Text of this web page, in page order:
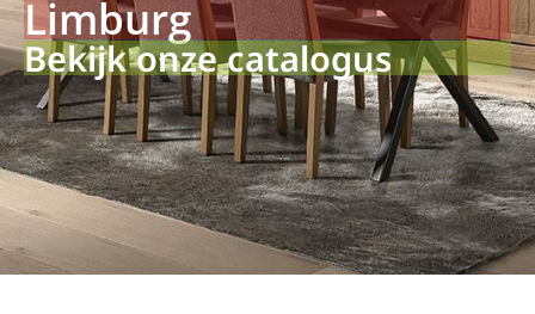
Limburg
Bekijk onze catalogus